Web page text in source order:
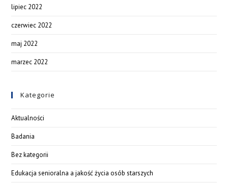
lipiec 2022
czerwiec 2022
maj 2022
marzec 2022
Kategorie
Aktualności
Badania
Bez kategorii
Edukacja senioralna a jakość życia osób starszych